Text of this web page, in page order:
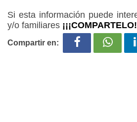
Si esta información puede
y/o familiares
Compartir en: